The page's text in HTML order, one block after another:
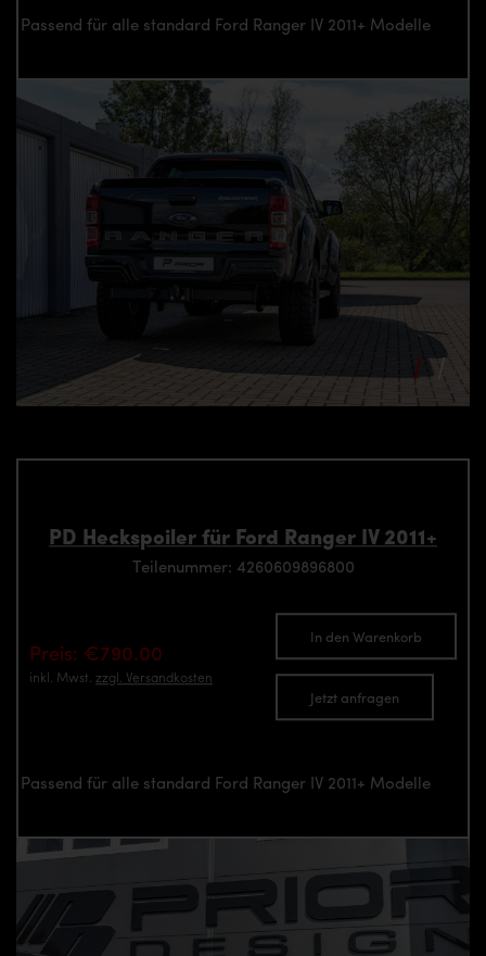
Passend für alle standard Ford Ranger IV 2011+ Modelle
PD Heckspoiler für Ford Ranger IV 2011+
Teilenummer: 4260609896800
Preis: €790.00
inkl. Mwst. zzgl. Versandkosten
In den Warenkorb
Jetzt anfragen
Passend für alle standard Ford Ranger IV 2011+ Modelle